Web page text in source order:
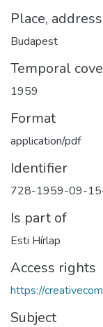
Place, address
Budapest
Temporal
1959
Format
application/pdf
Identifier
728-1959-09-
Is part of
Esti Hírlap
Access rights
https://
Subject